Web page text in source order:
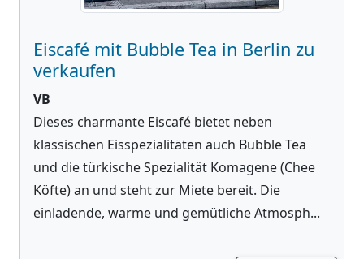
Eiscafé mit Bubble Tea in Berlin zu
verkaufen
VB
Dieses charmante Eiscafé bietet neben
klassischen Eisspezialitäten auch Bubble Tea
und die türkische Spezialität Komagene (Chee
Köfte) an und steht zur Miete bereit. Die
einladende, warme und gemütliche Atmosph...